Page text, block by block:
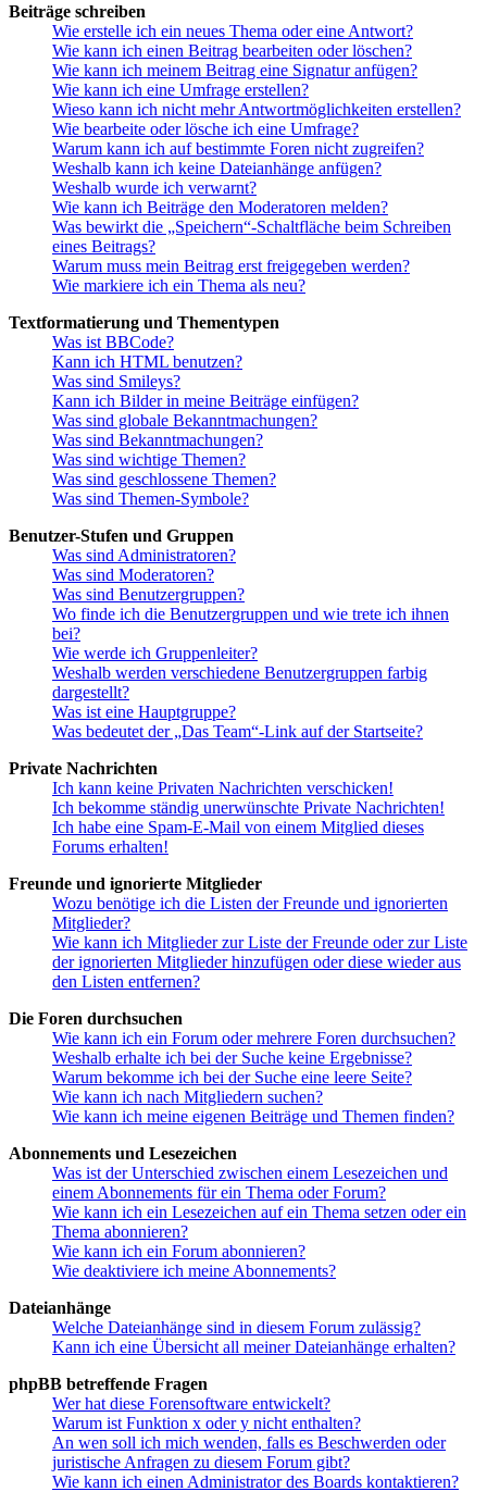
Beiträge schreiben
Wie erstelle ich ein neues Thema oder eine Antwort?
Wie kann ich einen Beitrag bearbeiten oder löschen?
Wie kann ich meinem Beitrag eine Signatur anfügen?
Wie kann ich eine Umfrage erstellen?
Wieso kann ich nicht mehr Antwortmöglichkeiten erstellen?
Wie bearbeite oder lösche ich eine Umfrage?
Warum kann ich auf bestimmte Foren nicht zugreifen?
Weshalb kann ich keine Dateianhänge anfügen?
Weshalb wurde ich verwarnt?
Wie kann ich Beiträge den Moderatoren melden?
Was bewirkt die „Speichern“-Schaltfläche beim Schreiben
eines Beitrags?
Warum muss mein Beitrag erst freigegeben werden?
Wie markiere ich ein Thema als neu?
Textformatierung und Thementypen
Was ist BBCode?
Kann ich HTML benutzen?
Was sind Smileys?
Kann ich Bilder in meine Beiträge einfügen?
Was sind globale Bekanntmachungen?
Was sind Bekanntmachungen?
Was sind wichtige Themen?
Was sind geschlossene Themen?
Was sind Themen-Symbole?
Benutzer-Stufen und Gruppen
Was sind Administratoren?
Was sind Moderatoren?
Was sind Benutzergruppen?
Wo finde ich die Benutzergruppen und wie trete ich ihnen
bei?
Wie werde ich Gruppenleiter?
Weshalb werden verschiedene Benutzergruppen farbig
dargestellt?
Was ist eine Hauptgruppe?
Was bedeutet der „Das Team“-Link auf der Startseite?
Private Nachrichten
Ich kann keine Privaten Nachrichten verschicken!
Ich bekomme ständig unerwünschte Private Nachrichten!
Ich habe eine Spam-E-Mail von einem Mitglied dieses
Forums erhalten!
Freunde und ignorierte Mitglieder
Wozu benötige ich die Listen der Freunde und ignorierten
Mitglieder?
Wie kann ich Mitglieder zur Liste der Freunde oder zur Liste
der ignorierten Mitglieder hinzufügen oder diese wieder aus
den Listen entfernen?
Die Foren durchsuchen
Wie kann ich ein Forum oder mehrere Foren durchsuchen?
Weshalb erhalte ich bei der Suche keine Ergebnisse?
Warum bekomme ich bei der Suche eine leere Seite?
Wie kann ich nach Mitgliedern suchen?
Wie kann ich meine eigenen Beiträge und Themen finden?
Abonnements und Lesezeichen
Was ist der Unterschied zwischen einem Lesezeichen und
einem Abonnements für ein Thema oder Forum?
Wie kann ich ein Lesezeichen auf ein Thema setzen oder ein
Thema abonnieren?
Wie kann ich ein Forum abonnieren?
Wie deaktiviere ich meine Abonnements?
Dateianhänge
Welche Dateianhänge sind in diesem Forum zulässig?
Kann ich eine Übersicht all meiner Dateianhänge erhalten?
phpBB betreffende Fragen
Wer hat diese Forensoftware entwickelt?
Warum ist Funktion x oder y nicht enthalten?
An wen soll ich mich wenden, falls es Beschwerden oder
juristische Anfragen zu diesem Forum gibt?
Wie kann ich einen Administrator des Boards kontaktieren?